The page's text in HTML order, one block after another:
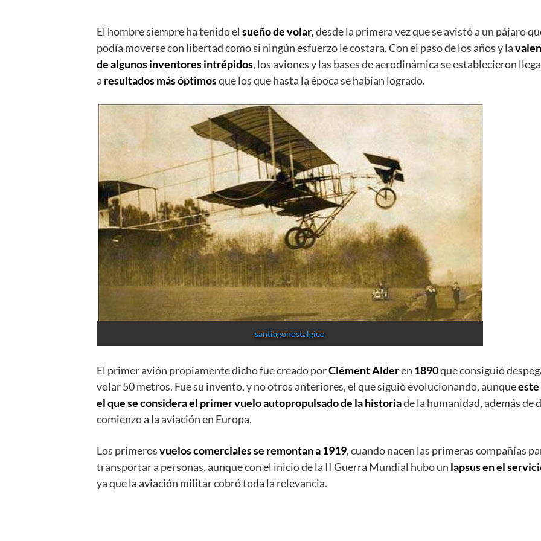
El hombre siempre ha tenido el sueño de volar, desde la primera vez que se avistó a un pájaro
podía moverse con libertad como si ningún esfuerzo le costara. Con el paso de los años y la
de algunos inventores intrépidos, los aviones y las bases de aerodinámica se establecieron
a resultados más óptimosque los que hasta la época se habían logrado.
santiagonostalgico
El primer avión propiamente dicho fue creado porClément Alderen 1890que consiguió
volar 50 metros. Fue su invento, y no otros anteriores, el que siguió evolucionando, aunqueeste
el que se considera el primer vuelo autopropulsado de la historiade la humanidad, además de
comienzo a la aviación en Europa.
Los primerosvuelos comerciales se remontan a 1919, cuando nacen las primeras compañías
transportar a personas, aunque con el inicio de la II Guerra Mundial hubo un lapsus en el
ya que la aviación militar cobró toda la relevancia.